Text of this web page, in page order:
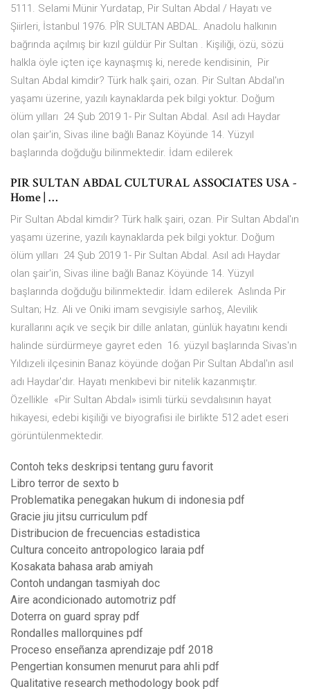
5111. Selami Münir Yurdatap, Pir Sultan Abdal / Hayatı ve
Şiirleri, İstanbul 1976. PÎR SULTAN ABDAL. Anadolu halkının
bağrında açılmış bir kızıl güldür Pir Sultan . Kişiliği, özü, sözü
halkla öyle içten içe kaynaşmış ki, nerede kendisinin, Pir
Sultan Abdal kimdir? Türk halk şairi, ozan. Pir Sultan Abdal'ın
yaşamı üzerine, yazılı kaynaklarda pek bilgi yoktur. Doğum
ölüm yılları 24 Şub 2019 1- Pir Sultan Abdal. Asıl adı Haydar
olan şair'in, Sivas iline bağlı Banaz Köyünde 14. Yüzyıl
başlarında doğduğu bilinmektedir. İdam edilerek
PIR SULTAN ABDAL CULTURAL ASSOCIATES USA -
Home | …
Pir Sultan Abdal kimdir? Türk halk şairi, ozan. Pir Sultan Abdal'ın
yaşamı üzerine, yazılı kaynaklarda pek bilgi yoktur. Doğum
ölüm yılları 24 Şub 2019 1- Pir Sultan Abdal. Asıl adı Haydar
olan şair'in, Sivas iline bağlı Banaz Köyünde 14. Yüzyıl
başlarında doğduğu bilinmektedir. İdam edilerek Aslında Pir
Sultan; Hz. Ali ve Oniki imam sevgisiyle sarhoş, Alevilik
kurallarını açık ve seçik bir dille anlatan, günlük hayatını kendi
halinde sürdürmeye gayret eden 16. yüzyıl başlarında Sivas'ın
Yıldızeli ilçesinin Banaz köyünde doğan Pir Sultan Abdal'ın asıl
adı Haydar'dır. Hayatı menkıbevi bir nitelik kazanmıştır.
Özellikle «Pir Sultan Abdal» isimli türkü sevdalısının hayat
hikayesi, edebi kişiliği ve biyografisi ile birlikte 512 adet eseri
görüntülenmektedir.
Contoh teks deskripsi tentang guru favorit
Libro terror de sexto b
Problematika penegakan hukum di indonesia pdf
Gracie jiu jitsu curriculum pdf
Distribucion de frecuencias estadistica
Cultura conceito antropologico laraia pdf
Kosakata bahasa arab amiyah
Contoh undangan tasmiyah doc
Aire acondicionado automotriz pdf
Doterra on guard spray pdf
Rondalles mallorquines pdf
Proceso enseñanza aprendizaje pdf 2018
Pengertian konsumen menurut para ahli pdf
Qualitative research methodology book pdf